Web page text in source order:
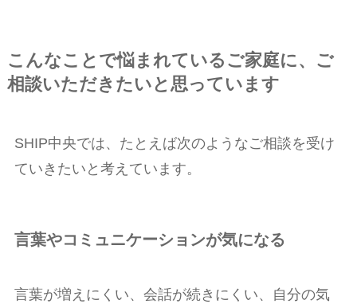
こんなことで悩まれているご家庭に、ご
相談いただきたいと思っています
SHIP中央では、たとえば次のようなご相談を受け
ていきたいと考えています。
言葉やコミュニケーションが気になる
言葉が増えにくい、会話が続きにくい、自分の気